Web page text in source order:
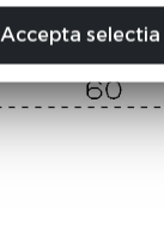
Accepta selectia